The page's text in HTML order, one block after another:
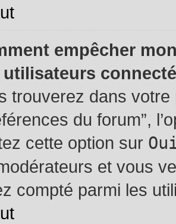
empêcher
utilisateurs
trouverez dans votre
du forum”,
cette option sur
et vous
compté parmi les